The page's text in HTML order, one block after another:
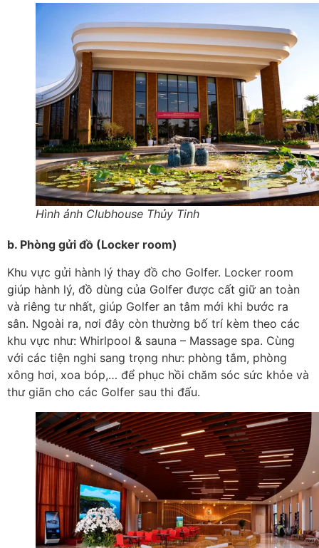
Hình ảnh Clubhouse Thủy Tinh
b. Phòng gửi đồ (Locker room)
Khu vực gửi hành lý thay đồ cho Golfer. Locker room
giúp hành lý, đồ dùng của Golfer được cất giữ an toàn
và riêng tư nhất, giúp Golfer an tâm mới khi bước ra
sân. Ngoài ra, nơi đây còn thường bố trí kèm theo các
khu vực như: Whirlpool & sauna – Massage spa. Cùng
với các tiện nghi sang trọng như: phòng tắm, phòng
xông hơi, xoa bóp,… để phục hồi chăm sóc sức khỏe và
thư giãn cho các Golfer sau thi đấu.